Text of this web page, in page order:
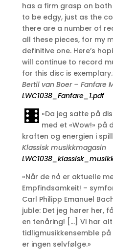
has a firm grasp on
to be edgy, just as the
there are a number of
all these pieces, for my
definitive one. Here’s
will continue to record
for this disc is
Bertil van Boer – Fanfare
LWC1038_Fanfare_1.pdf
«Da jeg satte på
med et «Wow!» på
kraften og energien i
Klassisk musikkmagasin
«Når de nå er aktuelle
Empfindsamkeit! –
Carl Philipp Emanuel
juble: Det jeg hører her,
en tenåring! […] Vi har
tidligmusikkensemble
er ingen selvfølge.»